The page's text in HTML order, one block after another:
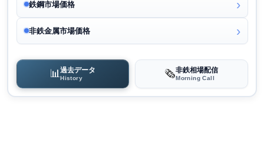
鉄鋼市場価格
非鉄金属市場価格
📊過去データ
History 🗞️非鉄相場配信
Morning Call